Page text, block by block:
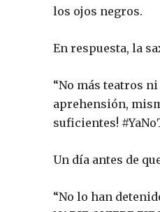
los ojos negros.
En respuesta, la
“No más teatros
aprehensión,
suficientes!
Un día antes de
“No lo han